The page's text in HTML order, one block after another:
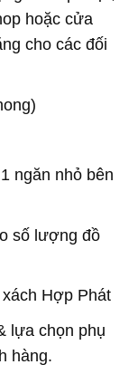
hoặc cửa
cho các đối
ngăn nhỏ bên
số lượng đồ
Hợp Phát
lựa chọn phụ
hàng.